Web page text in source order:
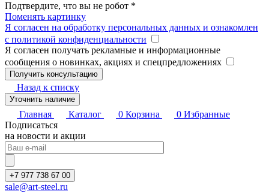
Подтвердите, что вы не робот *
Поменять картинку
Я согласен на обработку персональных данных и ознакомлен
с политикой конфиденциальности
Я согласен получать рекламные и информационные
сообщения о новинках, акциях и спецпредложениях
Назад к списку
Уточнить наличие
Главная Каталог 0 Корзина 0 Избранные
Подписаться
на новости и акции
+7 977 738 67 00
sale@art-steel.ru